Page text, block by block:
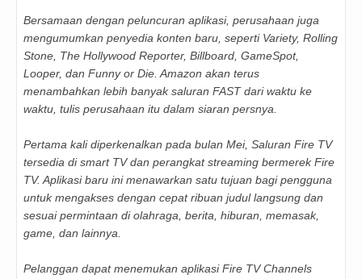
Bersamaan dengan peluncuran aplikasi, perusahaan juga
mengumumkan penyedia konten baru, seperti Variety, Rolling
Stone, The Hollywood Reporter, Billboard, GameSpot,
Looper, dan Funny or Die. Amazon akan terus
menambahkan lebih banyak saluran FAST dari waktu ke
waktu, tulis perusahaan itu dalam siaran persnya.
Pertama kali diperkenalkan pada bulan Mei, Saluran Fire TV
tersedia di smart TV dan perangkat streaming bermerek Fire
TV. Aplikasi baru ini menawarkan satu tujuan bagi pengguna
untuk mengakses dengan cepat ribuan judul langsung dan
sesuai permintaan di olahraga, berita, hiburan, memasak,
game, dan lainnya.
Pelanggan dapat menemukan aplikasi Fire TV Channels